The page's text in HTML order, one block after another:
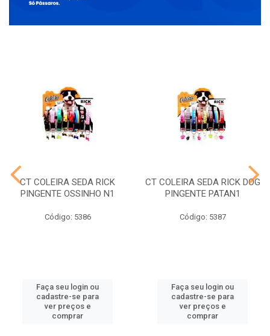
CT COLEIRA SEDA RICK
PINGENTE OSSINHO N1
Código: 5386
Faça seu login ou
cadastre-se para
ver preços e
comprar
CT COLEIRA SEDA RICK DOG
PINGENTE PATAN1
Código: 5387
Faça seu login ou
cadastre-se para
ver preços e
comprar